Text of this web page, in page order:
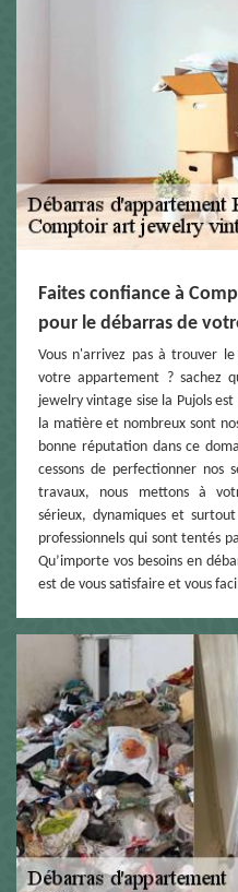
Faites confiance à
pour le débarras de
Vous n'arrivez pas à trouver
votre appartement ? sachez
jewelry vintage sise la Pujols
la matière et nombreux sont
bonne réputation dans ce
cessons de perfectionner nos
travaux, nous mettons à
sérieux, dynamiques et
professionnels qui sont tentés
Qu’importe vos besoins en
est de vous satisfaire et vous